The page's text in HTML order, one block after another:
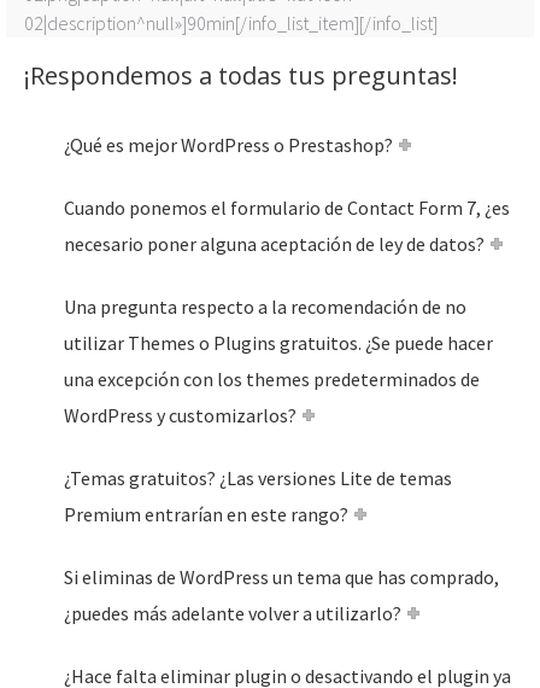
02|description^null»]90min[/info_list_item][/info_list]
¡Respondemos a todas tus preguntas!
¿Qué es mejor WordPress o Prestashop?
Cuando ponemos el formulario de Contact Form 7, ¿es
necesario poner alguna aceptación de ley de datos?
Una pregunta respecto a la recomendación de no
utilizar Themes o Plugins gratuitos. ¿Se puede hacer
una excepción con los themes predeterminados de
WordPress y customizarlos?
¿Temas gratuitos? ¿Las versiones Lite de temas
Premium entrarían en este rango?
Si eliminas de WordPress un tema que has comprado,
¿puedes más adelante volver a utilizarlo?
¿Hace falta eliminar plugin o desactivando el plugin ya